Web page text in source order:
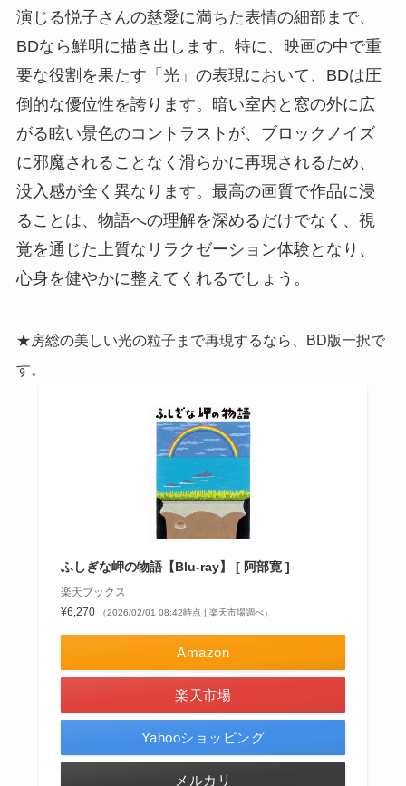
演じる悦子さんの慈愛に満ちた表情の細部まで、
BDなら鮮明に描き出します。特に、映画の中で重
要な役割を果たす「光」の表現において、BDは圧
倒的な優位性を誇ります。暗い室内と窓の外に広
がる眩い景色のコントラストが、ブロックノイズ
に邪魔されることなく滑らかに再現されるため、
没入感が全く異なります。最高の画質で作品に浸
ることは、物語への理解を深めるだけでなく、視
覚を通じた上質なリラクゼーション体験となり、
心身を健やかに整えてくれるでしょう。
★房総の美しい光の粒子まで再現するなら、BD版一択で
す。
ふしぎな岬の物語【Blu-ray】 [ 阿部寛 ]
楽天ブックス
¥6,270
（2026/02/01 08:42時点 | 楽天市場調べ）
Amazon
楽天市場
Yahooショッピング
メルカリ